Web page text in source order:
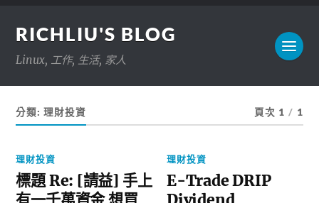
RICHLIU'S BLOG
Linux, 工作, 生活, 家人
分類:理財投資 頁次 1 / 1
理財投資
標題 Re: [請益] 手上
理財投資
E-Trade DRIP